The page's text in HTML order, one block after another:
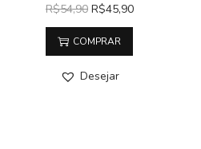
R$54,90 R$45,90
COMPRAR
Desejar